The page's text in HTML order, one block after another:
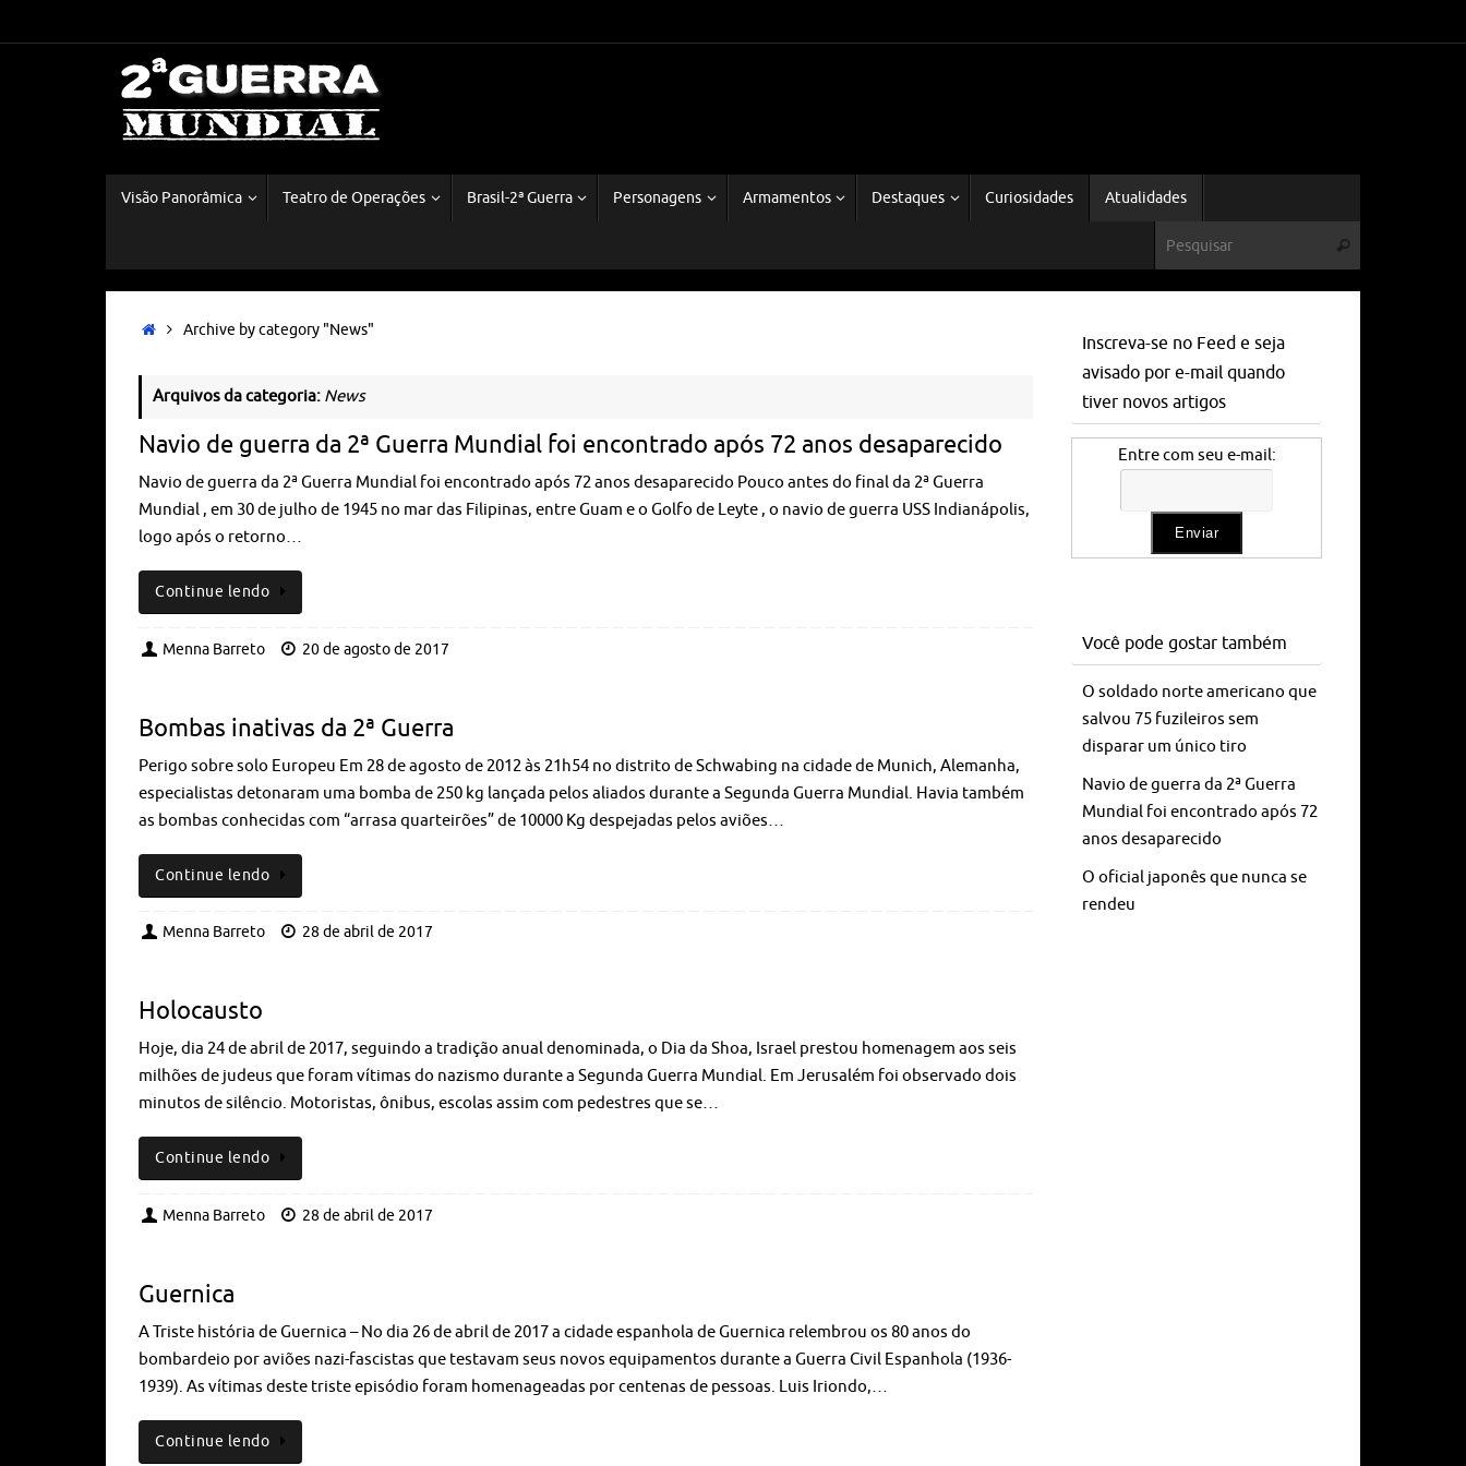
Visão Panorâmica Teatro de Operações Brasil-2ª Guerra Personagens Armamentos Destaques Curiosidades Atualidades
Archive by category "News"
Arquivos da categoria: News
Navio de guerra da 2ª Guerra Mundial foi encontrado após 72 anos desaparecido
Navio de guerra da 2ª Guerra Mundial foi encontrado após 72 anos desaparecido Pouco antes do final da 2ª Guerra
Mundial , em 30 de julho de 1945 no mar das Filipinas, entre Guam e o Golfo de Leyte , o navio de guerra USS Indianápolis,
logo após o retorno…
Continue lendo
Menna Barreto 20 de agosto de 2017
Bombas inativas da 2ª Guerra
Perigo sobre solo Europeu Em 28 de agosto de 2012 às 21h54 no distrito de Schwabing na cidade de Munich, Alemanha,
especialistas detonaram uma bomba de 250 kg lançada pelos aliados durante a Segunda Guerra Mundial. Havia também
as bombas conhecidas com “arrasa quarteirões” de 10000 Kg despejadas pelos aviões…
Continue lendo
Menna Barreto 28 de abril de 2017
Holocausto
Hoje, dia 24 de abril de 2017, seguindo a tradição anual denominada, o Dia da Shoa, Israel prestou homenagem aos seis
milhões de judeus que foram vítimas do nazismo durante a Segunda Guerra Mundial. Em Jerusalém foi observado dois
minutos de silêncio. Motoristas, ônibus, escolas assim com pedestres que se…
Continue lendo
Menna Barreto 28 de abril de 2017
Guernica
A Triste história de Guernica – No dia 26 de abril de 2017 a cidade espanhola de Guernica relembrou os 80 anos do
bombardeio por aviões nazi-fascistas que testavam seus novos equipamentos durante a Guerra Civil Espanhola (1936-
1939). As vítimas deste triste episódio foram homenageadas por centenas de pessoas. Luis Iriondo,…
Continue lendo
Inscreva-se no Feed e seja
avisado por e-mail quando
tiver novos artigos
Entre com seu e-mail:
Você pode gostar também
O soldado norte americano que
salvou 75 fuzileiros sem
disparar um único tiro
Navio de guerra da 2ª Guerra
Mundial foi encontrado após 72
anos desaparecido
O oficial japonês que nunca se
rendeu